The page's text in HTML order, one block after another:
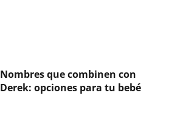
Nombres que combinen con
Derek: opciones para tu bebé